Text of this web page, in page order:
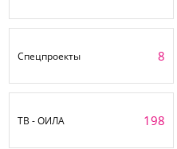
Спецпроекты 8
ТВ - ОИЛА 198